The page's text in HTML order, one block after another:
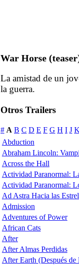
War Horse
La amistad de un
la guerra.
Otros Trailers
# A B C D E F G H I J
Abduction
Abraham Lincoln:
Across the Hall
Actividad Paranormal:
Actividad Paranormal:
Ad Astra Hacia las
Admission
Adventures of Power
African Cats
After
After Almas Perdidas
After Earth (Después de